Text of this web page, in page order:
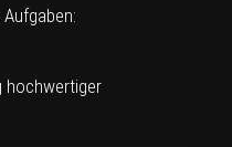
hochwertiger